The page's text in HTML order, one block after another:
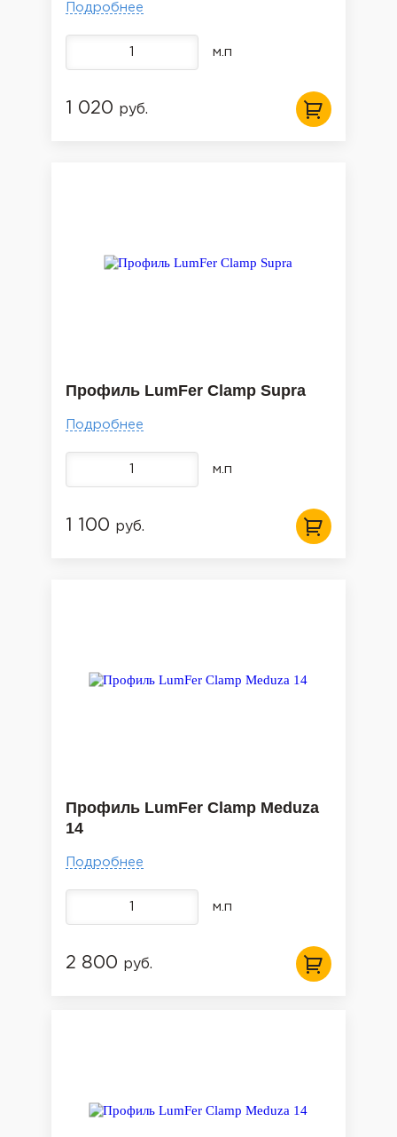
Подробнее
м.п
1 020 руб.
Профиль LumFer Clamp Supra
Подробнее
м.п
1 100 руб.
Профиль LumFer Clamp Meduza
14
Подробнее
м.п
2 800 руб.